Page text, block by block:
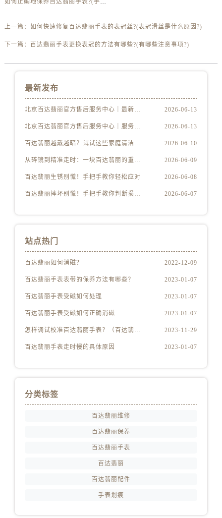
上一篇： 如何快速修复百达翡丽手表的表冠丝?(表冠滑丝是什么原因?)
下一篇： 百达翡丽手表更换表冠的方法有哪些?(有哪些注意事项?)
最新发布
2026-06-13
2026-06-13
2026-06-10
2026-06-09
百达翡丽生锈别慌！手把手教你轻松应对 2026-06-08
2026-06-07
站点热门
百达翡丽如何消磁？ 2022-12-09
百达翡丽手表表带的保养方法有哪些？ 2023-01-07
百达翡丽手表受磁如何处理 2023-01-07
百达翡丽手表受磁如何正确消磁 2023-01-07
2023-11-29
百达翡丽手表走时慢的具体原因 2023-01-07
分类标签
百达翡丽维修
百达翡丽保养
百达翡丽手表
百达翡丽
百达翡丽配件
手表划痕